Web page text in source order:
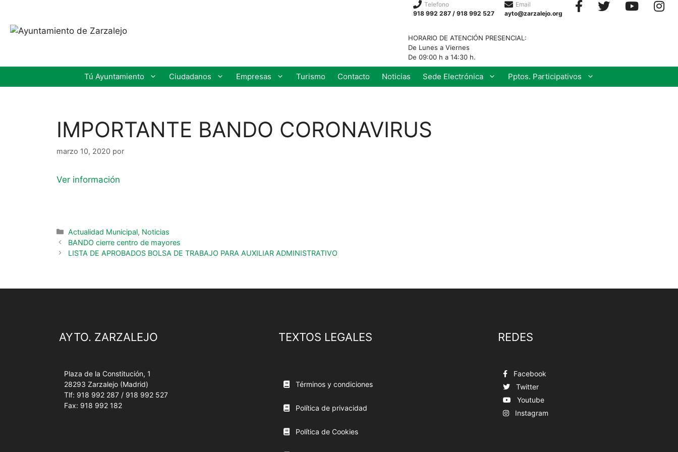
Telefono
918 992 287 / 918 992 527
Email
ayto@zarzalejo.org
HORARIO DE ATENCIÓN PRESENCIAL:
De Lunes a Viernes
De 09:00 h a 14:30 h.
Tú Ayuntamiento Ciudadanos Empresas Turismo Contacto Noticias Sede Electrónica Pptos. Participativos
IMPORTANTE BANDO CORONAVIRUS
marzo 10, 2020 por
Ver información
Actualidad Municipal, Noticias
BANDO cierre centro de mayores
LISTA DE APROBADOS BOLSA DE TRABAJO PARA AUXILIAR ADMINISTRATIVO
AYTO. ZARZALEJO
Plaza de la Constitución, 1
28293 Zarzalejo (Madrid)
Tlf: 918 992 287 / 918 992 527
Fax: 918 992 182
TEXTOS LEGALES
Términos y condiciones
Política de privacidad
Política de Cookies
REDES
Facebook
Twitter
Youtube
Instagram